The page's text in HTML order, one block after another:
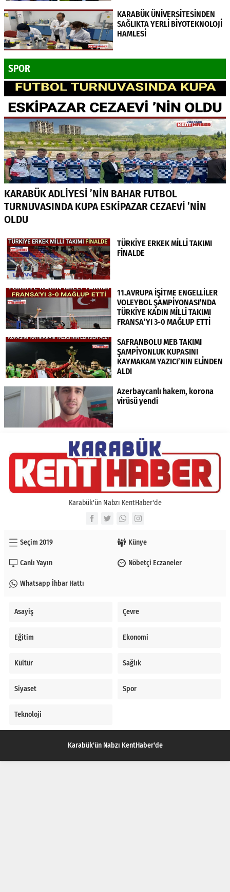
KARABÜK ÜNİVERSİTESİNDEN
SAĞLIKTA YERLİ BİYOTEKNOLOJİ
HAMLESİ
SPOR
KARABÜK ADLİYESİ ’NİN BAHAR FUTBOL
TURNUVASINDA KUPA ESKİPAZAR CEZAEVİ ’NİN
OLDU
TÜRKİYE ERKEK MİLLİ TAKIMI
FİNALDE
11.AVRUPA İŞİTME ENGELLİLER
VOLEYBOL ŞAMPİYONASI’NDA
TÜRKİYE KADIN MİLLİ TAKIMI
FRANSA’YI 3-0 MAĞLUP ETTİ
SAFRANBOLU MEB TAKIMI
ŞAMPİYONLUK KUPASINI
KAYMAKAM YAZICI’NIN ELİNDEN
ALDI
Azerbaycanlı hakem, korona
virüsü yendi
Karabük'ün Nabzı KentHaber'de
Seçim 2019 Künye
Canlı Yayın Nöbetçi Eczaneler
Whatsapp İhbar Hattı
Asayiş Çevre
Eğitim Ekonomi
Kültür Sağlık
Siyaset Spor
Teknoloji
Karabük'ün Nabzı KentHaber'de